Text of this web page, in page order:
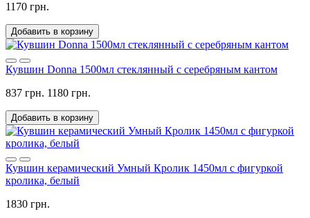
1170 грн.
Добавить в корзину
Кувшин Donna 1500мл стеклянный с серебряным кантом
837 грн. 1180 грн.
Добавить в корзину
Кувшин керамический Умный Кролик 1450мл с фигуркой
кролика, белый
1830 грн.